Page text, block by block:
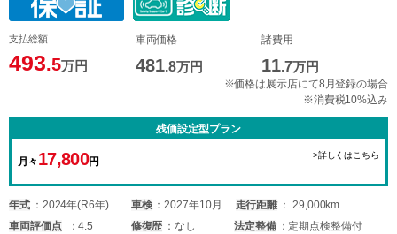
支払総額
493.5万円
車両価格
481.8万円
諸費用
11.7万円
※価格は展示店にて8月登録の場合
※消費税10%込み
残価設定型プラン
月々 17,800円
>詳しくはこちら
年式 2024年(R6年) 車検 2027年10月 走行距離
29,000km
車両評価点 4.5 修復歴 なし 法定整備
定期点検整備付